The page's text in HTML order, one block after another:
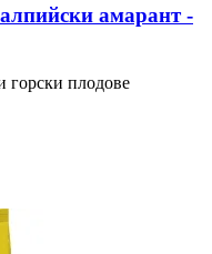
амарант -​
горски плодове